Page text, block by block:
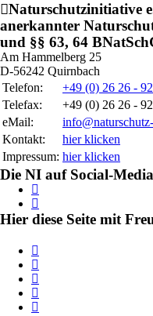
Naturschutzinitiative
anerkannter
und §§ 63, 64
Am Hammelberg 25
D-56242 Quirnbach
Telefon:
+49 (0) 26 26 -
Telefax:
+49 (0) 26 26 -
eMail:
Kontakt:
hier klicken
Impressum: hier klicken
Die NI auf Social-Media
Hier diese Seite mit